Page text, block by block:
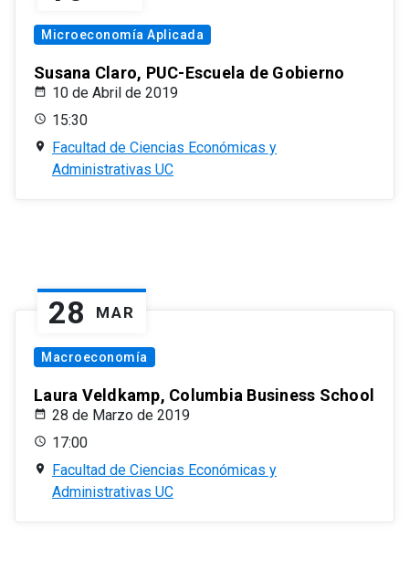
Microeconomía Aplicada
Susana Claro, PUC-Escuela de Gobierno
10 de Abril de 2019
15:30
Facultad de Ciencias Económicas y
Administrativas UC
28 MAR
Macroeconomía
Laura Veldkamp, Columbia Business School
28 de Marzo de 2019
17:00
Facultad de Ciencias Económicas y
Administrativas UC